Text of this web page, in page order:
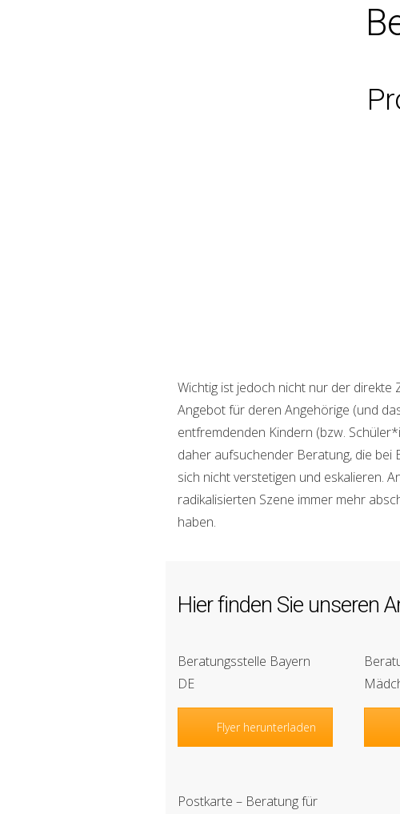
Wichtig ist jedoch nicht nur der direkte
Angebot für deren Angehörige (und
entfremdenden Kindern (bzw.
daher aufsuchender Beratung, die bei
sich nicht verstetigen und eskalieren.
radikalisierten Szene immer mehr
haben.
Hier finden Sie unseren
Beratungsstelle Bayern
DE
Flyer herunterladen
Postkarte – Beratung für